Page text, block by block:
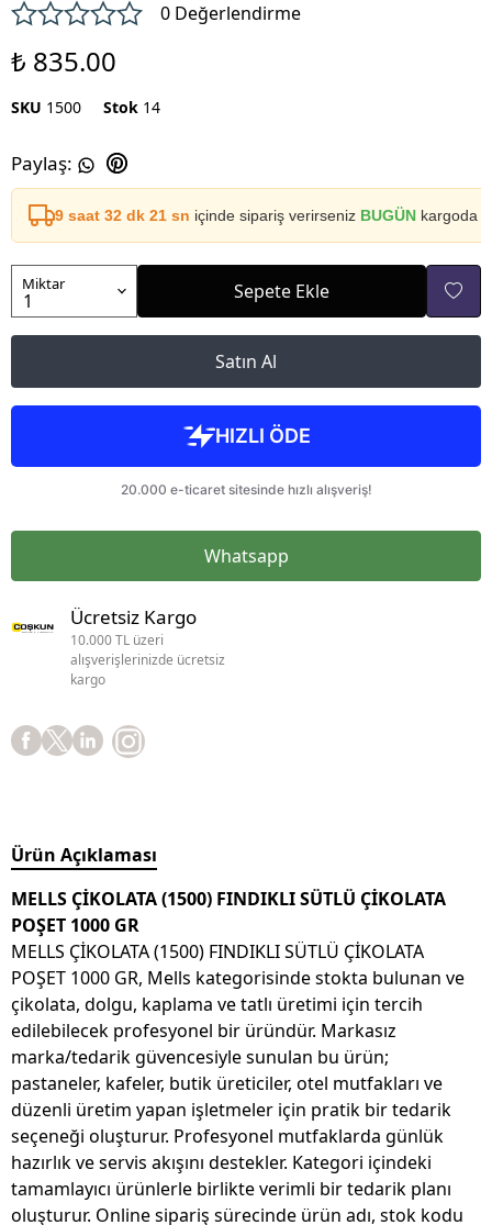
0 Değerlendirme
₺ 835.00
SKU 1500 Stok 14
Paylaş:
9 saat 32 dk 21 sn içinde sipariş verirseniz BUGÜN kargoda
Miktar Sepete Ekle
Satın Al
Whatsapp
Ücretsiz Kargo
10.000 TL üzeri
alışverişlerinizde ücretsiz
kargo
Ürün Açıklaması
MELLS ÇİKOLATA (1500) FINDIKLI SÜTLÜ ÇİKOLATA
POŞET 1000 GR
MELLS ÇİKOLATA (1500) FINDIKLI SÜTLÜ ÇİKOLATA
POŞET 1000 GR, Mells kategorisinde stokta bulunan ve
çikolata, dolgu, kaplama ve tatlı üretimi için tercih
edilebilecek profesyonel bir üründür. Markasız
marka/tedarik güvencesiyle sunulan bu ürün;
pastaneler, kafeler, butik üreticiler, otel mutfakları ve
düzenli üretim yapan işletmeler için pratik bir tedarik
seçeneği oluşturur. Profesyonel mutfaklarda günlük
hazırlık ve servis akışını destekler. Kategori içindeki
tamamlayıcı ürünlerle birlikte verimli bir tedarik planı
oluşturur. Online sipariş sürecinde ürün adı, stok kodu